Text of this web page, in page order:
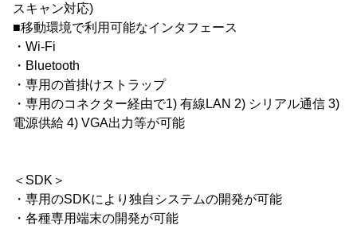
スキャン対応)
■移動環境で利用可能なインタフェース
・Wi-Fi
・Bluetooth
・専用の首掛けストラップ
・専用のコネクター経由で1) 有線LAN 2) シリアル通信 3)
電源供給 4) VGA出力等が可能
＜SDK＞
・専用のSDKにより独自システムの開発が可能
・各種専用端末の開発が可能